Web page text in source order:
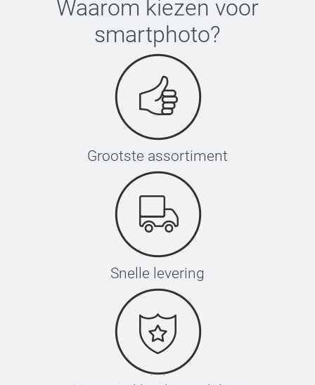
Waarom kiezen voor
smartphoto?
Grootste assortiment
Snelle levering